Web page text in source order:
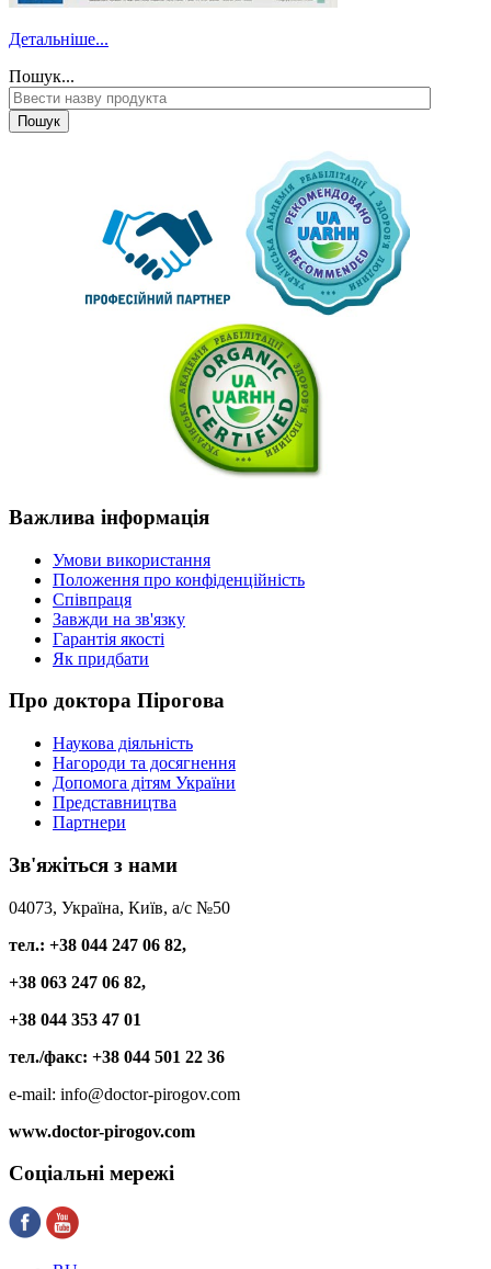
Детальніше...
Пошук...
Пошук
Важлива інформація
Умови використання
Положення про конфіденційність
Співпраця
Завжди на зв'язку
Гарантія якості
Як придбати
Про доктора Пірогова
Наукова діяльність
Нагороди та досягнення
Допомога дітям України
Представництва
Партнери
Зв'яжіться з нами
04073, Україна, Київ, а/с №50
тел.: +38 044 247 06 82,
+38 063 247 06 82,
+38 044 353 47 01
тел./факс: +38 044 501 22 36
e-mail: info@doctor-pirogov.com
www.doctor-pirogov.com
Соціальні мережі